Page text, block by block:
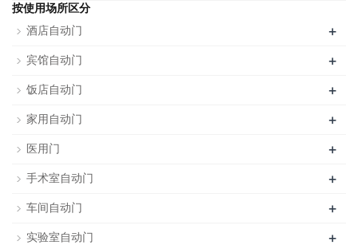
按使用场所区分
酒店自动门
+
宾馆自动门 +
饭店自动门 +
家用自动门 +
医用门 +
手术室自动门 +
车间自动门 +
实验室自动门 +